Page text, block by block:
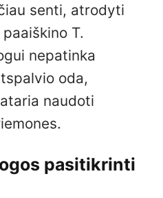
senti, atrodyti
T.
nepatinka
oda,
naudoti
pasitikrinti